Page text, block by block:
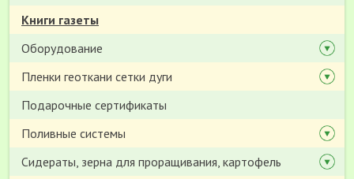
Книги газеты
Оборудование
Пленки геоткани сетки дуги
Подарочные сертификаты
Поливные системы
Сидераты, зерна для проращивания, картофель